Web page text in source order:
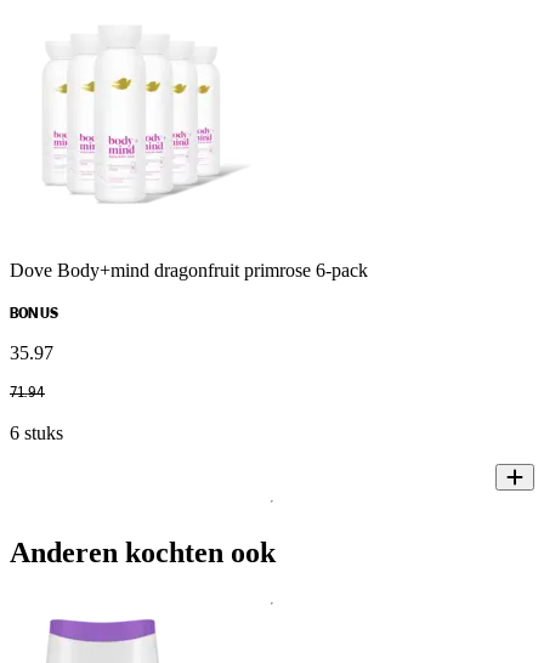
Dove Body+mind dragonfruit primrose 6-pack
BONUS
35.97
71.94
6 stuks
Anderen kochten ook